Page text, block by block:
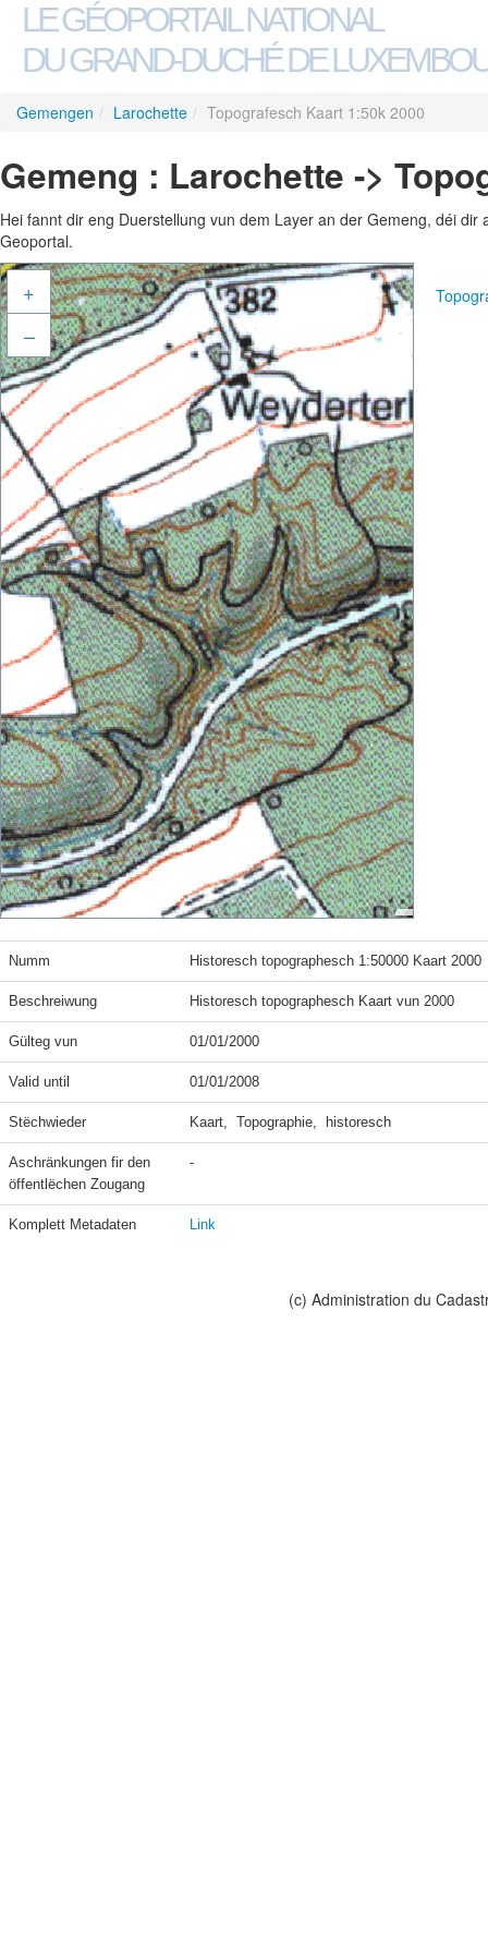
LE GÉOPORTAIL NATIONAL
DU GRAND-DUCHÉ DE
Gemengen / Larochette / Topografesch Kaart 1:50k 2000
Gemeng : Larochette ->
Hei fannt dir eng Duerstellung vun dem Layer an der Gemeng, déi
Geoportal.
+
–
Numm Historesch topographesch 1:50000 Kaart 2000
Beschreiwung Historesch topographesch Kaart vun 2000
Gülteg vun 01/01/2000
Valid until 01/01/2008
Stëchwieder Kaart,  Topographie,  historesch
Aschränkungen fir den
öffentlëchen Zougang
-
Komplett Metadaten Link
(c) Administration du